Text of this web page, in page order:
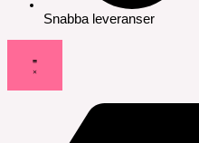
Snabba leveranser